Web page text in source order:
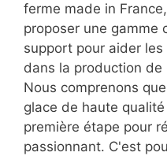
ferme made in
proposer une gamme
support pour aider
dans la production de
Nous comprenons
glace de haute
première étape pour
passionnant. C'est